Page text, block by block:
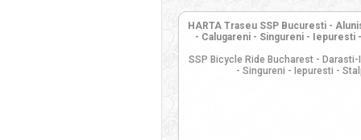
HARTA Traseu SSP Bucuresti -
- Calugareni - Singureni - Iepuresti
SSP Bicycle Ride Bucharest -
- Singureni - Iepuresti -